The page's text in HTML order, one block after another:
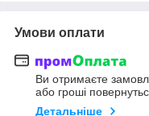
Умови оплати
Ви отримаєте
або гроші
Детальніше